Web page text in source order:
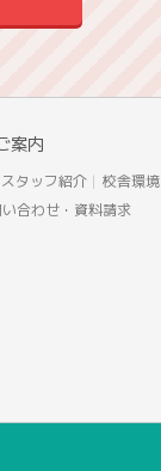
案内
スタッフ紹介
校舎環境
合わせ・資料請求